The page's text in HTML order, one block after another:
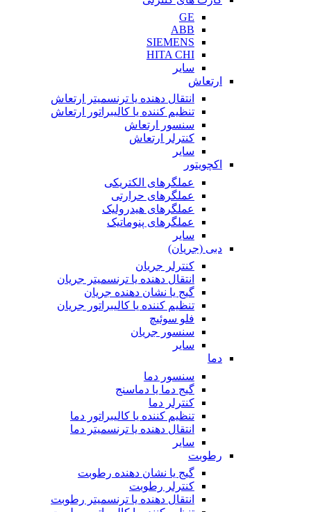
GE
ABB
SIEMENS
HITA CHI
سایر
ارتعاش
انتقال دهنده یا ترنسمیتر ارتعاش
تنظیم کننده یا کالیبراتور ارتعاش
سنسور ارتعاش
کنترلر ارتعاش
سایر
اکچویتور
عملگرهای الکتریکی
عملگرهای حرارتی
عملگرهای هیدرولیک
عملگرهای پنوماتیک
سایر
دبی (جریان)
کنترلر جریان
انتقال دهنده یا ترنسمیتر جریان
گیج یا نشان دهنده جریان
تنظیم کننده یا کالیبراتور جریان
فلو سوئیچ
سنسور جریان
سایر
دما
سنسور دما
گیج دما یا دماسنج
کنترلر دما
تنظیم کننده یا کالیبراتور دما
انتقال دهنده یا ترنسمیتر دما
سایر
رطوبت
گیج یا نشان دهنده رطوبت
کنترلر رطوبت
انتقال دهنده یا ترنسمیتر رطوبت